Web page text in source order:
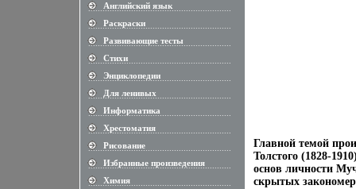
Английский язык
............................................................
Раскраски
............................................................
Развивающие тесты
............................................................
Стихи
............................................................
Энциклопедии
............................................................
Для ленивых
............................................................
Информатика
............................................................
Хрестоматия
............................................................
Рисование
............................................................
Избранные произведения
............................................................
Химия
............................................................
Главной темой
Толстого (1828-
основ личности
скрытых